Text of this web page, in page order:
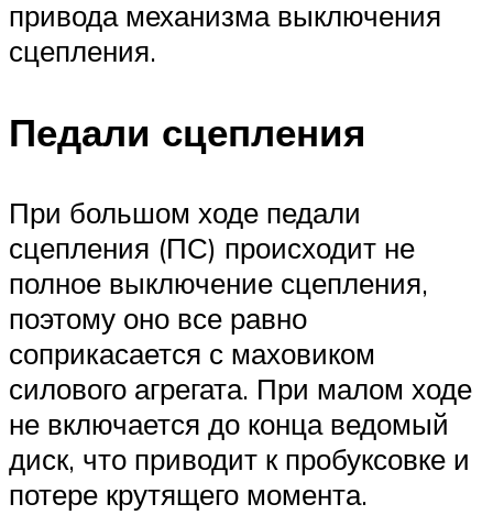
привода механизма выключения
сцепления.
Педали сцепления
При большом ходе педали
сцепления (ПС) происходит не
полное выключение сцепления,
поэтому оно все равно
соприкасается с маховиком
силового агрегата. При малом ходе
не включается до конца ведомый
диск, что приводит к пробуксовке и
потере крутящего момента.